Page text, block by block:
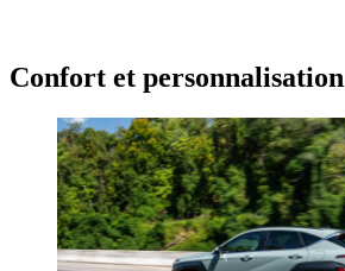
Confort et personnalisation